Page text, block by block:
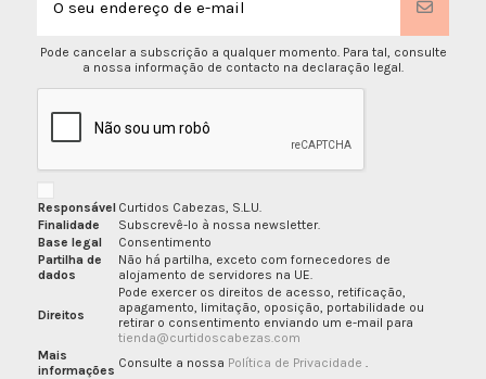
Pode cancelar a subscrição a qualquer momento. Para tal, consulte
a nossa informação de contacto na declaração legal.
Responsável Curtidos Cabezas, S.L.U.
Finalidade
Subscrevê-lo à nossa newsletter.
Base legal
Consentimento
Partilha de
dados
Não há partilha, exceto com fornecedores de
alojamento de servidores na UE.
Direitos
Pode exercer os direitos de acesso, retificação,
apagamento, limitação, oposição, portabilidade ou
retirar o consentimento enviando um e-mail para
tienda@curtidoscabezas.com
Mais
informações Consulte a nossa Política de Privacidade